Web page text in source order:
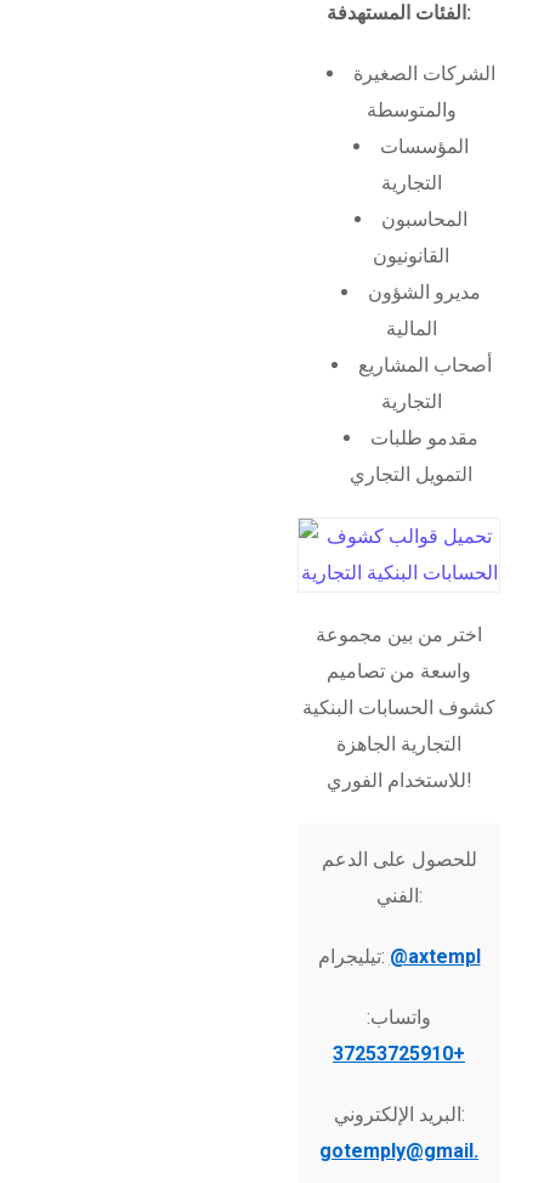
الفئات المستهدفة:
الشركات الصغيرة
والمتوسطة
المؤسسات
التجارية
المحاسبون
القانونيون
مديرو الشؤون
المالية
أصحاب المشاريع
التجارية
مقدمو طلبات
التمويل التجاري
اختر من بين مجموعة
واسعة من تصاميم
كشوف الحسابات البنكية
التجارية الجاهزة
للاستخدام الفوري!
للحصول على الدعم
الفني:
تيليجرام: @axtempl
واتساب:
+37253725910
البريد الإلكتروني:
gotemply@gmail.